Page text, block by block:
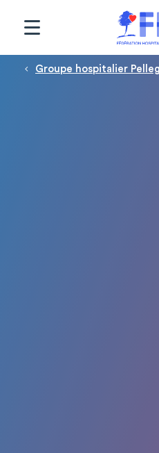
Fil d'Ariane
Groupe hospitalier
Panneau de gestion des